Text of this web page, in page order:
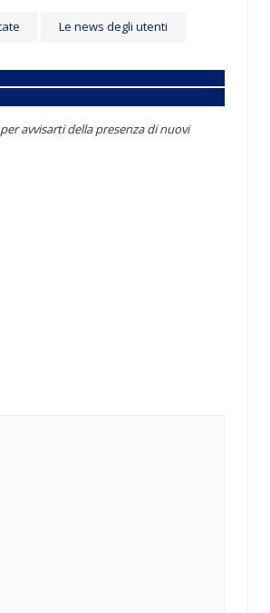
Le news degli utenti
avvisarti della presenza di nuovi